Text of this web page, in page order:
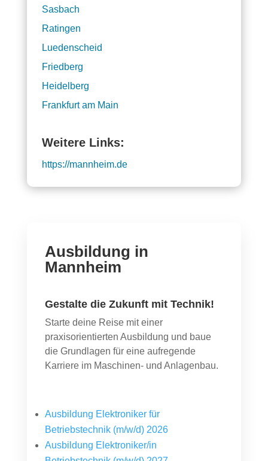
Sasbach
Ratingen
Luedenscheid
Friedberg
Heidelberg
Frankfurt am Main
Weitere Links:
https://mannheim.de
Ausbildung in
Mannheim
Gestalte die Zukunft mit Technik!
Starte deine Reise mit einer
praxisorientierten Ausbildung und baue
die Grundlagen für eine aufregende
Karriere im Maschinen- und Anlagenbau.
Ausbildung Elektroniker für
Betriebstechnik (m/w/d) 2026
Ausbildung Elektroniker/in